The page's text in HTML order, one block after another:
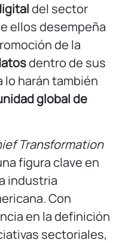
del sector
ellos desempeña
de la
dentro de sus
lo harán también
global de
Transformation
figura clave en
industria
Con
en la definición
sectoriales,